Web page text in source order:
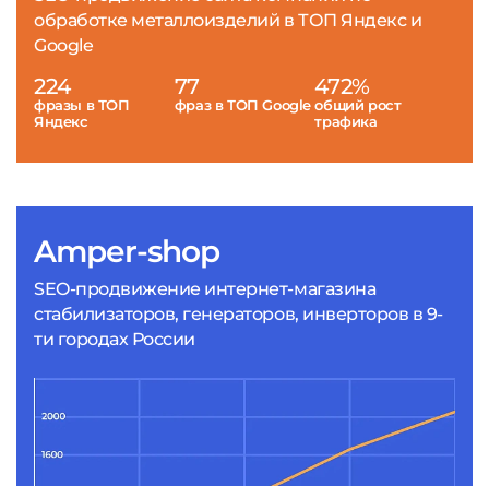
Amper-shop
SEO-продвижение интернет-магазина
стабилизаторов, генераторов, инверторов в 9-
ти городах России
обработке металлоизделий в ТОП Яндекс и
Google
224
фразы в ТОП
Яндекс
77
фраз в ТОП Google
472%
общий рост
трафика